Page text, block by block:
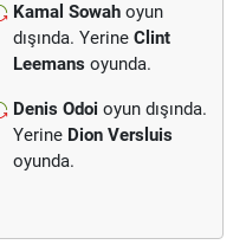
Kamal Sowah oyun
dışında. Yerine Clint
Leemans oyunda.
Denis Odoi oyun dışında.
Yerine Dion Versluis
oyunda.